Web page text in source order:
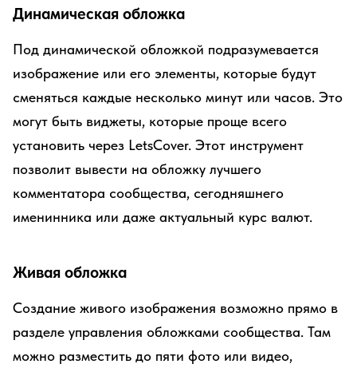
Динамическая обложка
Под динамической обложкой подразумевается
изображение или его элементы, которые будут
сменяться каждые несколько минут или часов. Это
могут быть виджеты, которые проще всего
установить через LetsCover. Этот инструмент
позволит вывести на обложку лучшего
комментатора сообщества, сегодняшнего
именинника или даже актуальный курс валют.
Живая обложка
Создание живого изображения возможно прямо в
разделе управления обложками сообщества. Там
можно разместить до пяти фото или видео,